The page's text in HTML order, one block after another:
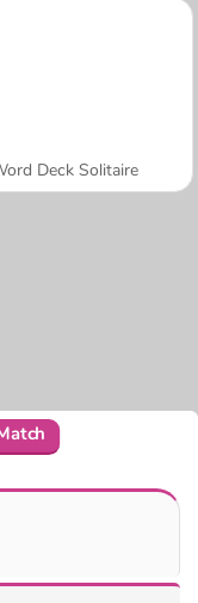
Deck Solitaire